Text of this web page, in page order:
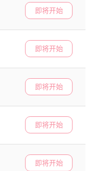
即将开始
即将开始
即将开始
即将开始
即将开始